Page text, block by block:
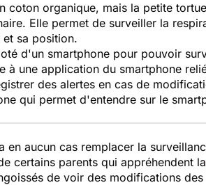
coton organique, mais la petite
Elle permet de surveiller la
sa position.
d'un smartphone pour pouvoir
à une application du smartphone
des alertes en cas de
qui permet d'entendre sur le
aucun cas remplacer la
certains parents qui appréhendent la
de voir des modifications